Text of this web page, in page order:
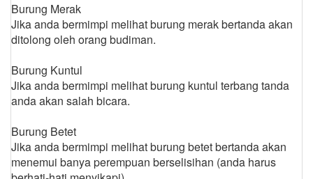
Burung Merak
Jika anda bermimpi melihat burung merak bertanda akan
ditolong oleh orang budiman.
Burung Kuntul
Jika anda bermimpi melihat burung kuntul terbang tanda
anda akan salah bicara.
Burung Betet
Jika anda bermimpi melihat burung betet bertanda akan
menemui banya perempuan berselisihan (anda harus